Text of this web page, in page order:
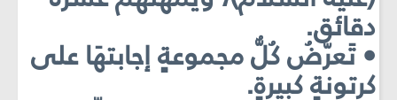
دقائق.
• تَعرّضُ كُلُّ مجموعةٍ إجابتهَا على
كرتونةٍ كبيرةٍ.